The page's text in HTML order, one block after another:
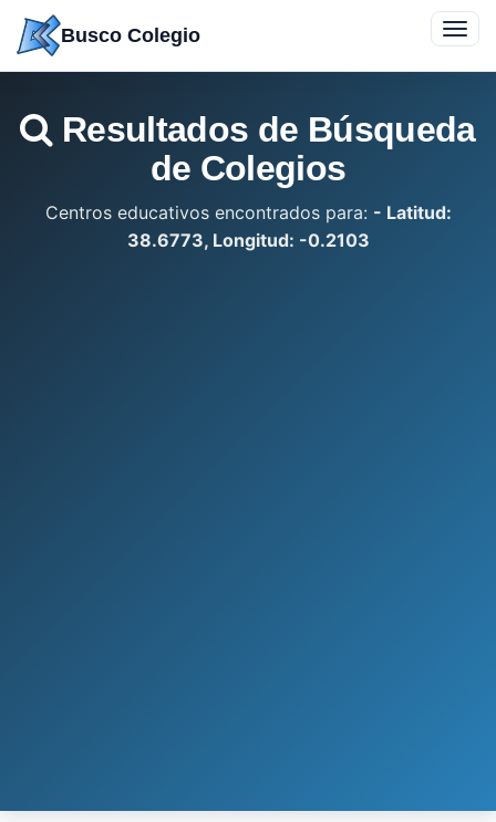
contenido
Busco Colegio
Resultados de Búsqueda
de Colegios
Centros educativos encontrados para: - Latitud:
38.6773, Longitud: -0.2103